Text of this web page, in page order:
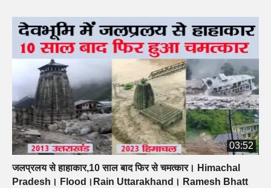
03:52
जलप्रलय से हाहाकार,10 साल बाद फिर से चमत्कार। Himachal
Pradesh। Flood।Rain Uttarakhand। Ramesh Bhatt